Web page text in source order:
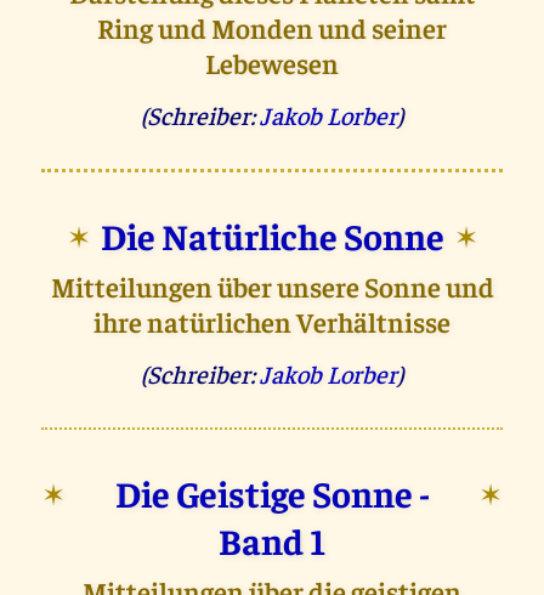
Ring und Monden und seiner
Lebewesen
(Schreiber:Jakob Lorber)
✶ Die Natürliche Sonne ✶
Mitteilungen über unsere Sonne und
ihre natürlichen Verhältnisse
(Schreiber:Jakob Lorber)
✶
Die Geistige Sonne -
Band 1
✶